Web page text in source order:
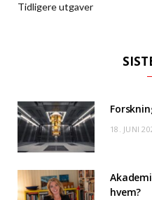
Tidligere utgaver
18. JUNI
hvem?